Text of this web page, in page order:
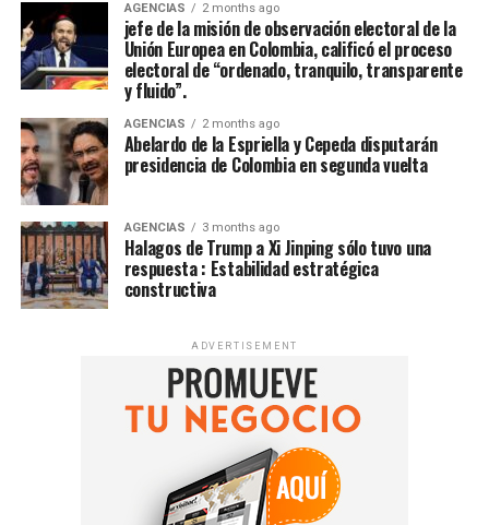
AGENCIAS 2 months ago
jefe de la misión de observación electoral de la
Unión Europea en Colombia, calificó el proceso
electoral de “ordenado, tranquilo, transparente
y fluido”.
AGENCIAS 2 months ago
Abelardo de la Espriella y Cepeda disputarán
presidencia de Colombia en segunda vuelta
AGENCIAS 3 months ago
Halagos de Trump a Xi Jinping sólo tuvo una
respuesta : Estabilidad estratégica
constructiva
ADVERTISEMENT